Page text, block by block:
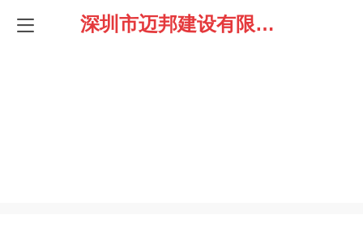
深圳市迈邦建设有限公司